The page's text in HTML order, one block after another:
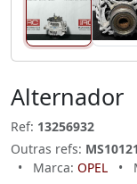
Alternador
Ref: 13256932
Outras refs:
•
Marca: OPEL •